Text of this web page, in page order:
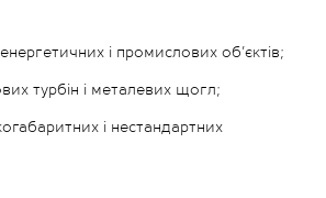
і промислових об’єктів;
турбін і металевих щогл;
і нестандартних